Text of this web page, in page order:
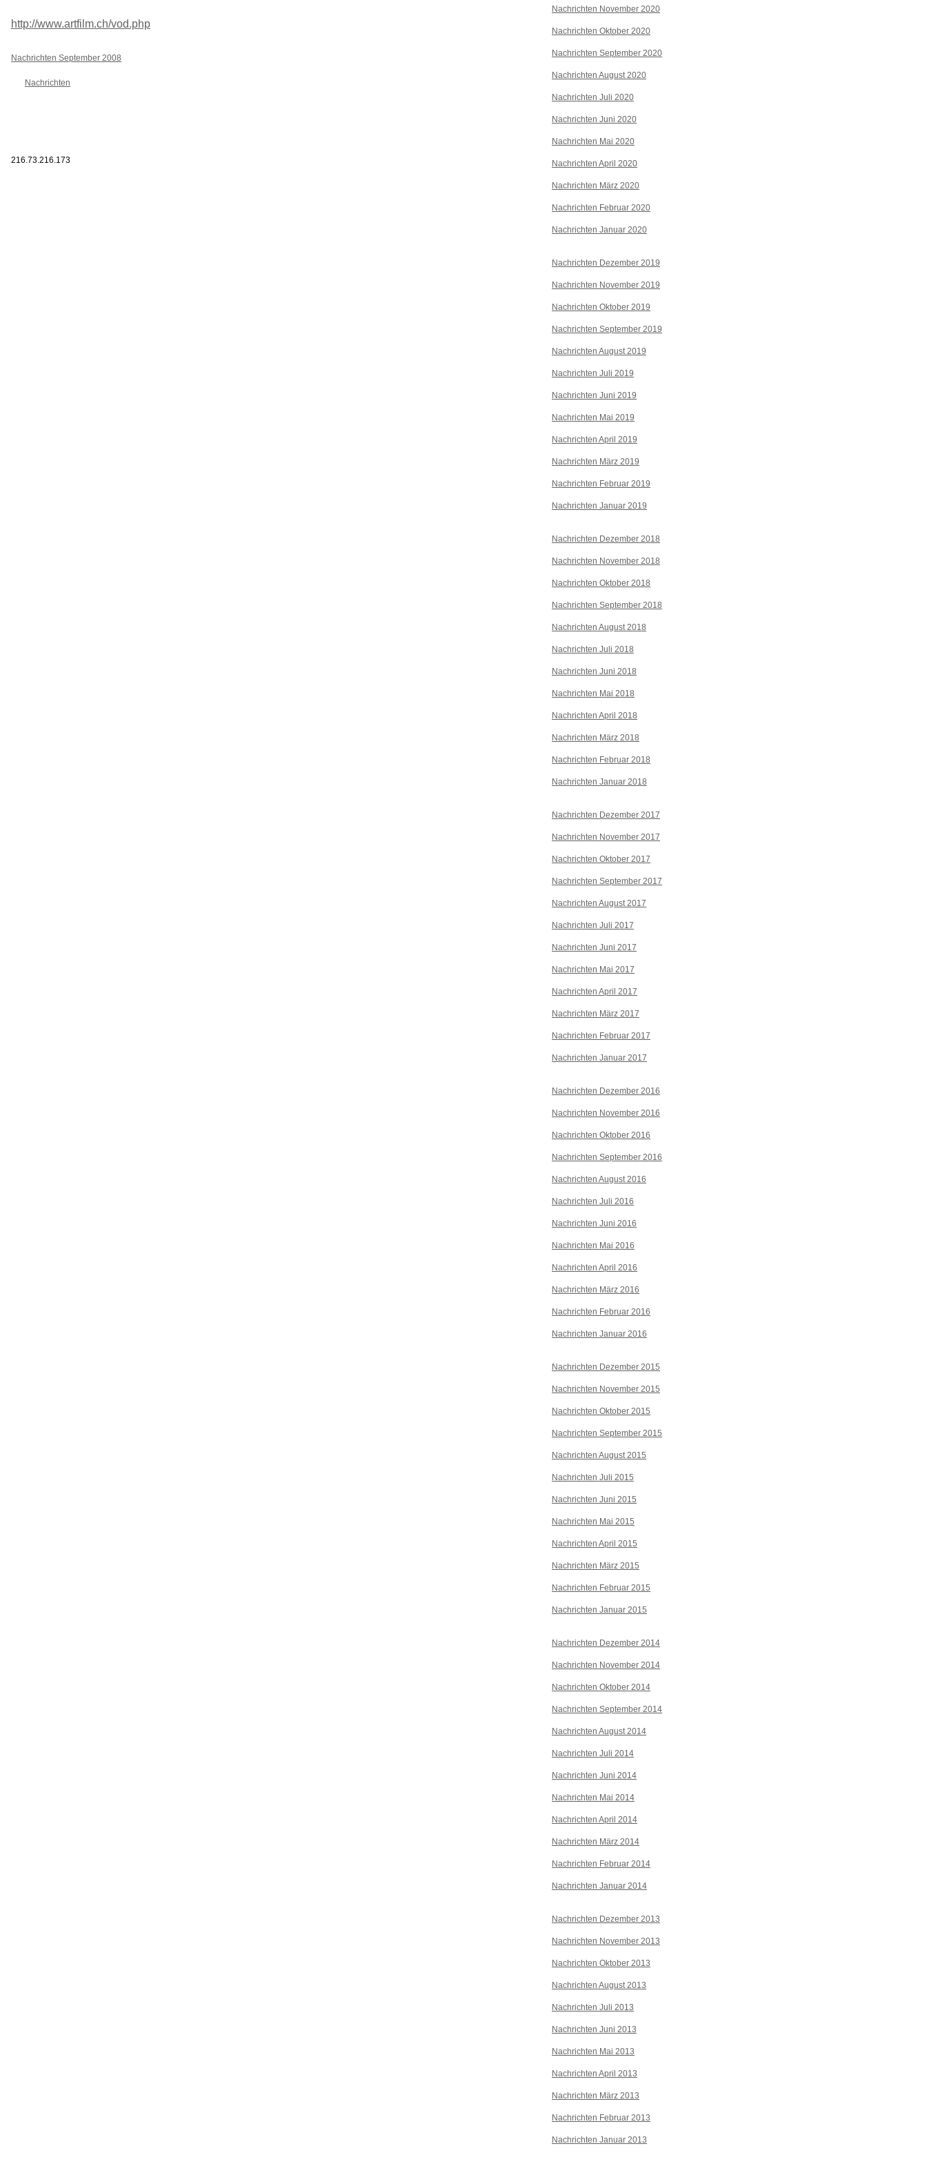
Nachrichten November 2020
Nachrichten Oktober 2020
Nachrichten September 2020
Nachrichten August 2020
Nachrichten Juli 2020
Nachrichten Juni 2020
Nachrichten Mai 2020
Nachrichten April 2020
Nachrichten März 2020
Nachrichten Februar 2020
Nachrichten Januar 2020
Nachrichten Dezember 2019
Nachrichten November 2019
Nachrichten Oktober 2019
Nachrichten September 2019
Nachrichten August 2019
Nachrichten Juli 2019
Nachrichten Juni 2019
Nachrichten Mai 2019
Nachrichten April 2019
Nachrichten März 2019
Nachrichten Februar 2019
Nachrichten Januar 2019
Nachrichten Dezember 2018
Nachrichten November 2018
Nachrichten Oktober 2018
Nachrichten September 2018
Nachrichten August 2018
Nachrichten Juli 2018
Nachrichten Juni 2018
Nachrichten Mai 2018
Nachrichten April 2018
Nachrichten März 2018
Nachrichten Februar 2018
Nachrichten Januar 2018
Nachrichten Dezember 2017
Nachrichten November 2017
Nachrichten Oktober 2017
Nachrichten September 2017
Nachrichten August 2017
Nachrichten Juli 2017
Nachrichten Juni 2017
Nachrichten Mai 2017
Nachrichten April 2017
Nachrichten März 2017
Nachrichten Februar 2017
Nachrichten Januar 2017
Nachrichten Dezember 2016
Nachrichten November 2016
Nachrichten Oktober 2016
Nachrichten September 2016
Nachrichten August 2016
Nachrichten Juli 2016
Nachrichten Juni 2016
Nachrichten Mai 2016
Nachrichten April 2016
Nachrichten März 2016
Nachrichten Februar 2016
Nachrichten Januar 2016
Nachrichten Dezember 2015
Nachrichten November 2015
Nachrichten Oktober 2015
Nachrichten September 2015
Nachrichten August 2015
Nachrichten Juli 2015
Nachrichten Juni 2015
Nachrichten Mai 2015
Nachrichten April 2015
Nachrichten März 2015
Nachrichten Februar 2015
Nachrichten Januar 2015
Nachrichten Dezember 2014
Nachrichten November 2014
Nachrichten Oktober 2014
Nachrichten September 2014
Nachrichten August 2014
Nachrichten Juli 2014
Nachrichten Juni 2014
Nachrichten Mai 2014
Nachrichten April 2014
Nachrichten März 2014
Nachrichten Februar 2014
Nachrichten Januar 2014
Nachrichten Dezember 2013
Nachrichten November 2013
Nachrichten Oktober 2013
Nachrichten August 2013
Nachrichten Juli 2013
Nachrichten Juni 2013
Nachrichten Mai 2013
Nachrichten April 2013
Nachrichten März 2013
Nachrichten Februar 2013
Nachrichten Januar 2013
http://www.artfilm.ch/vod.php
Nachrichten September 2008
Nachrichten
216.73.216.173